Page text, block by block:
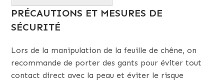
PRÉCAUTIONS ET MESURES DE
SÉCURITÉ
Lors de la manipulation de la feuille de chêne, on
recommande de porter des gants pour éviter tout
contact direct avec la peau et éviter le risque